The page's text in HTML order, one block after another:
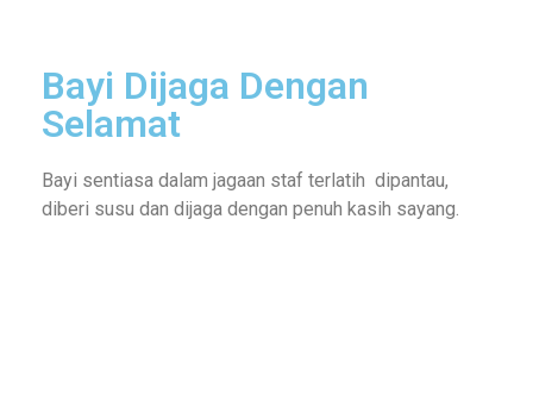
Bayi Dijaga Dengan
Selamat
Bayi sentiasa dalam jagaan staf terlatih dipantau,
diberi susu dan dijaga dengan penuh kasih sayang.